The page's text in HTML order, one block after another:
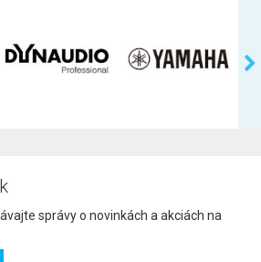
správy o novinkách a akciách na